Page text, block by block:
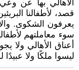
الأهالي بها عن
قصد، لأطفالنا
يعرفون الشكوى.
سوء معاملتهم
أعناق الأهالي ولا
ليسوا ملكًا ولا عبيدًا